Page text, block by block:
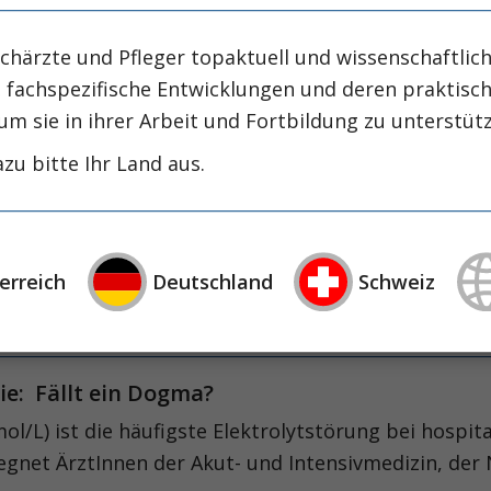
news intensivmedizin
mangelernährung masld metabolische
niereninsuffizienz nutrition
präzisionstherapie schluckstörung
Fällt ein Dogma?
L) ist die häufigste Elektrolytstörung bei
ÄrztInnen der Akut- und Intensivmedizin,
Fällt ein Dogma?
L) ist die häufigste Elektrolytstörung bei
ÄrztInnen der Akut- und Intensivmedizin,
und Pfleger topaktuell und
Entwicklungen und deren
sie in ihrer Arbeit und Fortbildung zu
bitte Ihr Land aus.
Deutschland Schweiz